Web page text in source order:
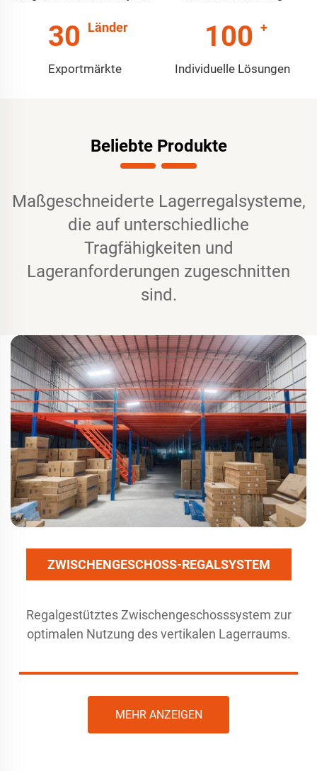
30
Exportmärkte
100
Individuelle Lösungen
Beliebte Produkte
Maßgeschneiderte Lagerregalsysteme,
die auf unterschiedliche
Tragfähigkeiten und
Lageranforderungen zugeschnitten
sind.
ZWISCHENGESCHOSS-REGALSYSTEM
Regalgestütztes Zwischengeschosssystem zur
optimalen Nutzung des vertikalen Lagerraums.
MEHR ANZEIGEN